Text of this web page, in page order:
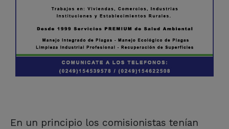
En un principio los comisionistas tenían